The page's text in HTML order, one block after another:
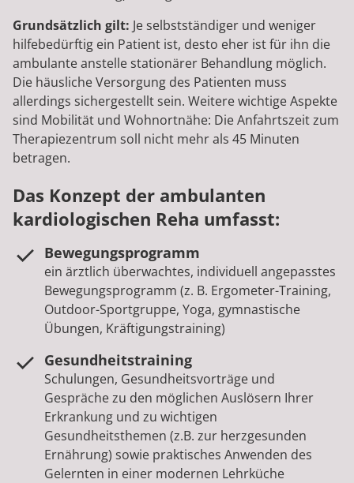
Grundsätzlich gilt: Je selbstständiger und weniger
hilfebedürftig ein Patient ist, desto eher ist für ihn die
ambulante anstelle stationärer Behandlung möglich.
Die häusliche Versorgung des Patienten muss
allerdings sichergestellt sein. Weitere wichtige Aspekte
sind Mobilität und Wohnortnähe: Die Anfahrtszeit zum
Therapiezentrum soll nicht mehr als 45 Minuten
betragen.
Das Konzept der ambulanten
kardiologischen Reha umfasst:
Bewegungsprogramm
ein ärztlich überwachtes, individuell angepasstes
Bewegungsprogramm (z. B. Ergometer-Training,
Outdoor-Sportgruppe, Yoga, gymnastische
Übungen, Kräftigungstraining)
Gesundheitstraining
Schulungen, Gesundheitsvorträge und
Gespräche zu den möglichen Auslösern Ihrer
Erkrankung und zu wichtigen
Gesundheitsthemen (z.B. zur herzgesunden
Ernährung) sowie praktisches Anwenden des
Gelernten in einer modernen Lehrküche